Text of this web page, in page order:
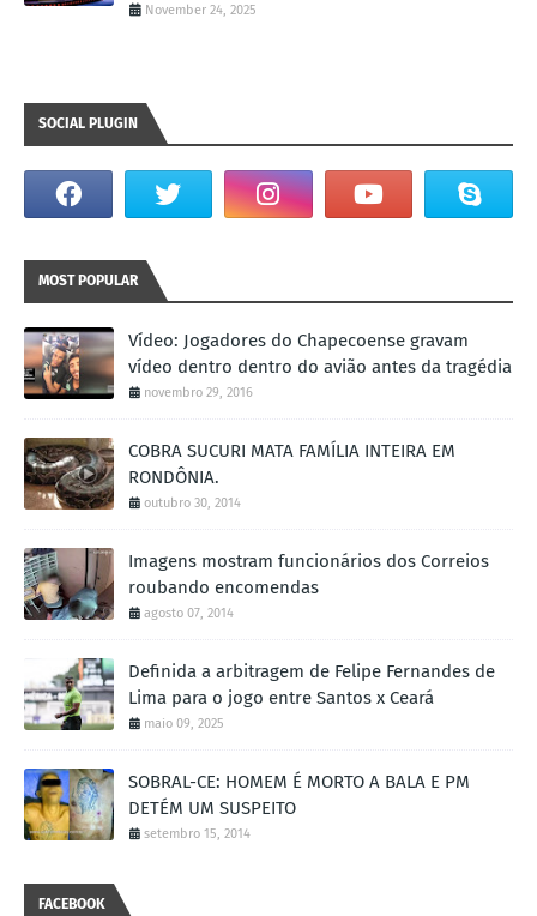
November 24, 2025
SOCIAL PLUGIN
MOST POPULAR
Vídeo: Jogadores do Chapecoense gravam
vídeo dentro dentro do avião antes da tragédia
novembro 29, 2016
COBRA SUCURI MATA FAMÍLIA INTEIRA EM
RONDÔNIA.
outubro 30, 2014
Imagens mostram funcionários dos Correios
roubando encomendas
agosto 07, 2014
Definida a arbitragem de Felipe Fernandes de
Lima para o jogo entre Santos x Ceará
maio 09, 2025
SOBRAL-CE: HOMEM É MORTO A BALA E PM
DETÉM UM SUSPEITO
setembro 15, 2014
FACEBOOK